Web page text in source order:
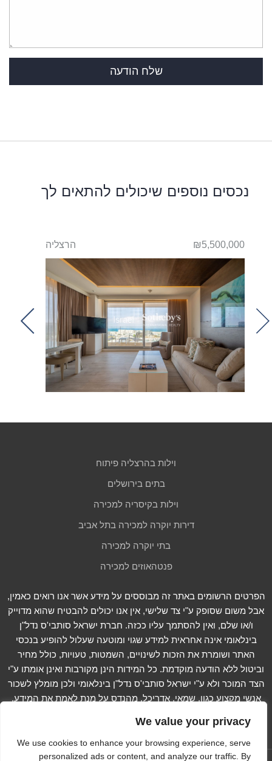
We value your privacy
We use cookies to enhance your browsing experience, serve
personalized ads or content, and analyze our traffic. By
נכסים נוספים שיכולים להתאים לך
₪5,500,000 הרצליה
וילות בהרצליה פיתוח
בתים בירושלים
וילות בקיסריה למכירה
דירות יוקרה למכירה בתל אביב
בתי יוקרה למכירה
פנטהאוזים למכירה
הפרטים הרשומים באתר זה מבוססים על מידע אשר אנו רואים כאמין,
אבל משום שסופק ע"י צד שלישי, אין אנו יכולים להבטיח שהוא מדוייק
ו/או שלם, ואין להסתמך עליו ככזה. חברת ישראל סותבי'ס נדל"ן
בינלאומי אינה אחראית למידע שגוי ומוטעה שעלול להופיע בנכסי
האתר ושומרת את הזכות לשינויים, השמטות, טעויות, כולל מחיר
וביטול ללא הודעה מוקדמת. כל המידות הינן מקורבות ואינן אומתו ע"י
הצד המוכר ולא ע"י ישראל סותבי'ס נדל"ן בינלאומי ולכן מומלץ לשכור
אנשי מקצוע כגון, שמאי, אדריכל, מהנדס על מנת לאמת את המידע.
קרא עוד...